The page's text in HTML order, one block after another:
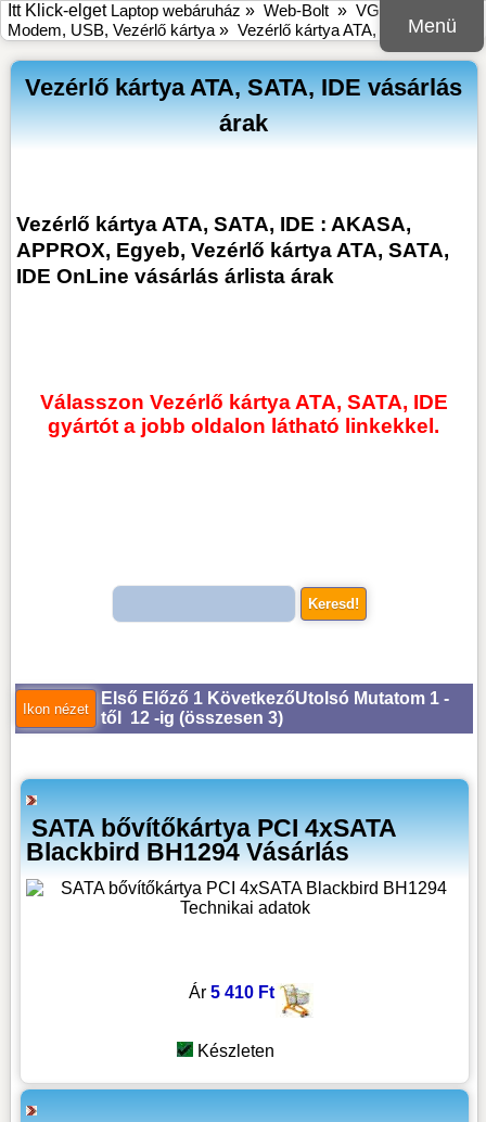
Menü
Itt Klick-elget Laptop webáruház » Web-Bolt » VGA, SATA,
Modem, USB, Vezérlő kártya » Vezérlő kártya ATA, SATA, IDE
Vezérlő kártya ATA, SATA, IDE vásárlás
árak
Vezérlő kártya ATA, SATA, IDE : AKASA,
APPROX, Egyeb, Vezérlő kártya ATA, SATA,
IDE OnLine vásárlás árlista árak
Válasszon Vezérlő kártya ATA, SATA, IDE
gyártót a jobb oldalon látható linkekkel.
Első Előző 1 KövetkezőUtolsó Mutatom 1 -
től 12 -ig (összesen 3)
SATA bővítőkártya PCI 4xSATA
Blackbird BH1294 Vásárlás
Ár 5 410 Ft
Készleten